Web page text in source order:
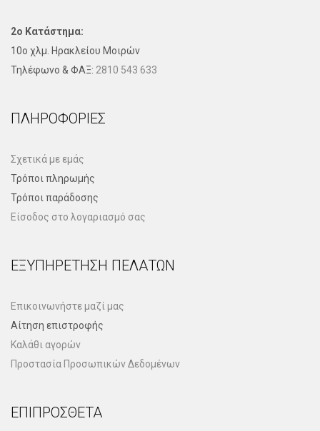
2ο Κατάστημα:
10ο χλμ. Ηρακλείου Μοιρών
Τηλέφωνo & ΦΑΞ: 2810 543 633
ΠΛΗΡΟΦΟΡΊΕΣ
Σχετικά με εμάς
Τρόποι πληρωμής
Τρόποι παράδοσης
Είσοδος στο λογαριασμό σας
ΕΞΥΠΗΡΈΤΗΣΗ ΠΕΛΑΤΏΝ
Επικοινωνήστε μαζί μας
Αίτηση επιστροφής
Καλάθι αγορών
Προστασία Προσωπικών Δεδομένων
ΕΠΙΠΡΌΣΘΕΤΑ